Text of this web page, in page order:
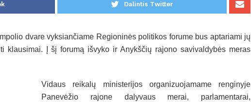
Dalintis Twitter
dvare vyksiančiame Regioninės politikos forume bus aptariami jų
klausimai. Į šį forumą išvyko ir Anykščių rajono savivaldybės meras
Vidaus reikalų ministerijos organizuojamame renginyje
Panevėžio rajone dalyvaus merai, parlamentarai,